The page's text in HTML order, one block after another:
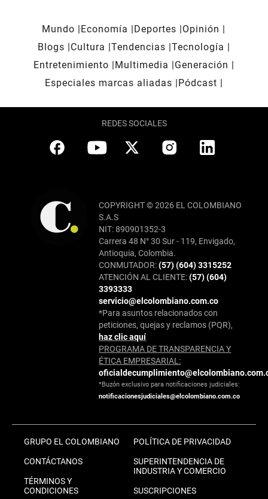
Mundo Economía Deportes
Opinión
Blogs
Cultura Tendencias Tecnología
Entretenimiento
Multimedia
Generación
Especiales marcas aliadas
Pódcast
REDES SOCIALES
COPYRIGHT © 2026 EL COLOMBIANO
S.A.S
NIT: 890901352-3
Carrera 48 N° 30 Sur - 119, Envigado,
Antioquia, Colombia.
CONMUTADOR:(57) (604) 3315252
ATENCIÓN AL CLIENTE:(57) (604)
3393333
servicio@elcolombiano.com.co
*Para asuntos relacionados con
peticiones, quejas y reclamos (PQR),
haz clic aquí
PROGRAMA DE TRANSPARENCIA Y
ÉTICA EMPRESARIAL:
*Buzón exclusivo para notificaciones judiciales:
notificacionesjudiciales@elcolombiano.com.co
GRUPO EL COLOMBIANO
CONTÁCTANOS
TÉRMINOS Y
CONDICIONES
POLÍTICA DE PRIVACIDAD
SUPERINTENDENCIA DE
INDUSTRIA Y COMERCIO
SUSCRIPCIONES